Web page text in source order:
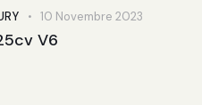
10 Novembre 2023
V6